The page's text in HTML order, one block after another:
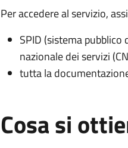
Per accedere al servizio,
SPID (sistema
nazionale dei servizi
tutta la
Cosa si